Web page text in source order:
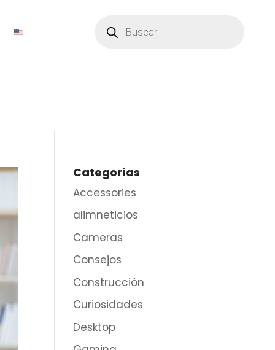
de
productos
Categorías
Accessories
alimneticios
Cameras
Consejos
Construcción
Curiosidades
Desktop